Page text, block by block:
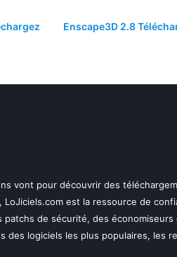
Enscape3D 2.8
vont pour découvrir des
LoJiciels.com est la ressource de
patchs de sécurité, des
des logiciels les plus populaires, les